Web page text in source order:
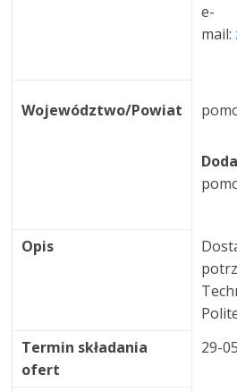
e-
mail:
Województwo/Powiat
Opis
Termin składania
ofert
29-